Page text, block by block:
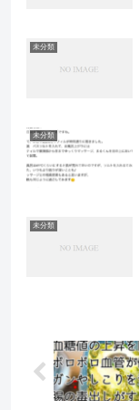
未分類
未分類
未分類